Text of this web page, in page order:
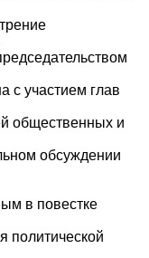
с участием глав
общественных и
обсуждении
в повестке
политической